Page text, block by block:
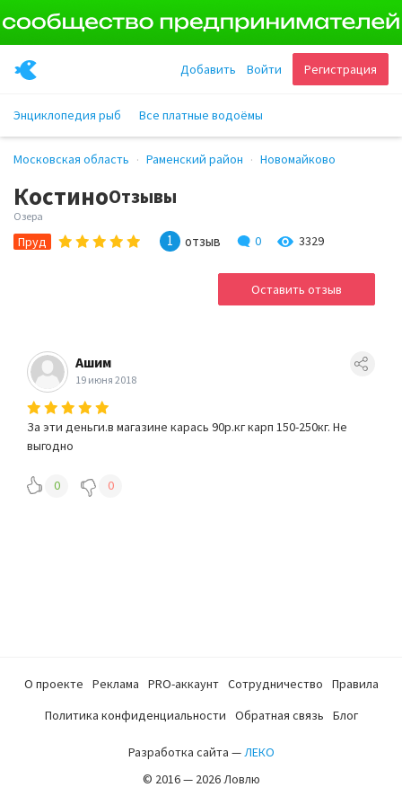
Регистрация
Войти
Добавить
Энциклопедия рыб Все платные водоёмы
Московская область Раменский район Новомайково
КостиноОтзывы
Озера
Пруд 1 отзыв 0 3329
Оставить отзыв
Ашим
19 июня 2018
За эти деньги.в магазине карась 90р.кг карп 150-250кг. Не
выгодно
0 0
О проекте Реклама PRO-аккаунт Сотрудничество
Правила
Политика конфиденциальности
Обратная связь Блог
Разработка сайта —ЛЕКО
© 2016 — 2026 Ловлю